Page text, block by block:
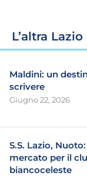
L’altra Lazio
Maldini: un
scrivere
Giugno 22, 2026
S.S. Lazio,
mercato per il
biancoceleste